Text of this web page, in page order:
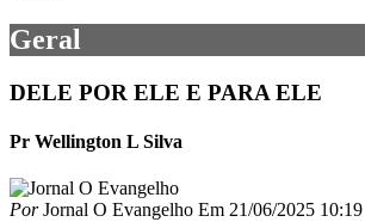
Geral
DELE POR ELE E PARA ELE
Pr Wellington L Silva
PorJornal O Evangelho Em 21/06/2025 10:19